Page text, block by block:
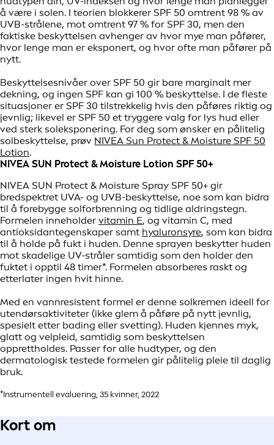
å være i solen. I teorien blokkerer SPF 50 omtrent 98 % av
UVB-strålene, mot omtrent 97 % for SPF 30, men den
faktiske beskyttelsen avhenger av hvor mye man påfører,
hvor lenge man er eksponert, og hvor ofte man påfører på
nytt.
Beskyttelsesnivåer over SPF 50 gir bare marginalt mer
dekning, og ingen SPF kan gi 100 % beskyttelse. I de fleste
situasjoner er SPF 30 tilstrekkelig hvis den påføres riktig og
jevnlig; likevel er SPF 50 et tryggere valg for lys hud eller
ved sterk soleksponering. For deg som ønsker en pålitelig
solbeskyttelse, prøv NIVEA Sun Protect & Moisture SPF 50
Lotion.
NIVEA SUN Protect & Moisture Lotion SPF 50+
NIVEA SUN Protect & Moisture Spray SPF 50+ gir
bredspektret UVA- og UVB-beskyttelse, noe som kan bidra
til å forebygge solforbrenning og tidlige aldringstegn.
Formelen inneholder vitamin E, og vitamin C, med
antioksidantegenskaper samt hyaluronsyre, som kan bidra
til å holde på fukt i huden. Denne sprayen beskytter huden
mot skadelige UV-stråler samtidig som den holder den
fuktet i opptil 48 timer*. Formelen absorberes raskt og
etterlater ingen hvit hinne.
Med en vannresistent formel er denne solkremen ideell for
utendørsaktiviteter (ikke glem å påføre på nytt jevnlig,
spesielt etter bading eller svetting). Huden kjennes myk,
glatt og velpleid, samtidig som beskyttelsen
opprettholdes. Passer for alle hudtyper, og den
dermatologisk testede formelen gir pålitelig pleie til daglig
bruk.
*Instrumentell evaluering, 35 kvinner, 2022
Kort om